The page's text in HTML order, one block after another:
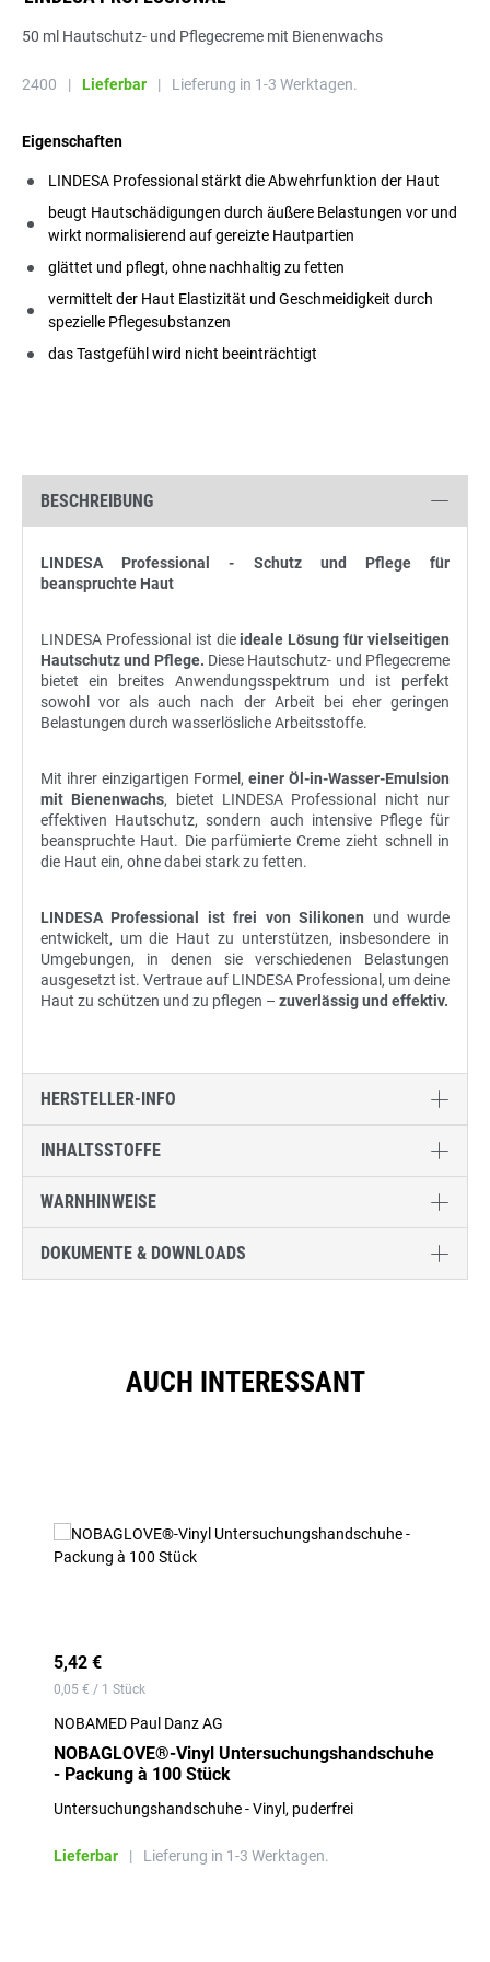
50 ml Hautschutz- und Pflegecreme mit Bienenwachs
2400 | Lieferbar | Lieferung in 1-3 Werktagen.
Eigenschaften
LINDESA Professional stärkt die Abwehrfunktion der Haut
beugt Hautschädigungen durch äußere Belastungen vor und
wirkt normalisierend auf gereizte Hautpartien
glättet und pflegt, ohne nachhaltig zu fetten
vermittelt der Haut Elastizität und Geschmeidigkeit durch
spezielle Pflegesubstanzen
das Tastgefühl wird nicht beeinträchtigt
BESCHREIBUNG
LINDESA Professional - Schutz und Pflege für
beanspruchte Haut
LINDESA Professional ist dieideale Lösung für vielseitigen
Hautschutz und Pflege. Diese Hautschutz- und Pflegecreme
bietet ein breites Anwendungsspektrum und ist perfekt
sowohl vor als auch nach der Arbeit bei eher geringen
Belastungen durch wasserlösliche Arbeitsstoffe.
Mit ihrer einzigartigen Formel, einer Öl-in-Wasser-Emulsion
mit Bienenwachs, bietet LINDESA Professional nicht nur
effektiven Hautschutz, sondern auch intensive Pflege für
beanspruchte Haut. Die parfümierte Creme zieht schnell in
die Haut ein, ohne dabei stark zu fetten.
LINDESA Professional ist frei von Silikonen und wurde
entwickelt, um die Haut zu unterstützen, insbesondere in
Umgebungen, in denen sie verschiedenen Belastungen
ausgesetzt ist. Vertraue auf LINDESA Professional, um deine
Haut zu schützen und zu pflegen – zuverlässig und effektiv.
HERSTELLER-INFO
INHALTSSTOFFE
WARNHINWEISE
DOKUMENTE & DOWNLOADS
AUCH INTERESSANT
5,42 €
0,05 € / 1 Stück
NOBAMED Paul Danz AG
NOBAGLOVE®-Vinyl Untersuchungshandschuhe
- Packung à 100 Stück
Untersuchungshandschuhe - Vinyl, puderfrei
Lieferbar | Lieferung in 1-3 Werktagen.